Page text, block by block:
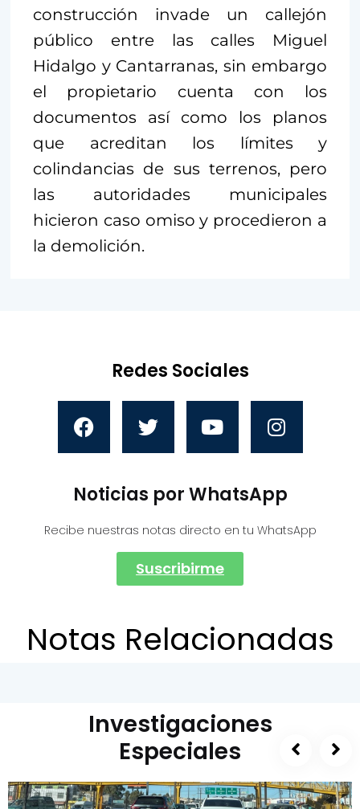
construcción invade un callejón
público entre las calles Miguel
Hidalgo y Cantarranas, sin embargo
el propietario cuenta con los
documentos así como los planos
que acreditan los límites y
colindancias de sus terrenos, pero
las autoridades municipales
hicieron caso omiso y procedieron a
la demolición.
Redes Sociales
Noticias por WhatsApp
Recibe nuestras notas directo en tu WhatsApp
Suscribirme
Notas Relacionadas
Investigaciones
Especiales